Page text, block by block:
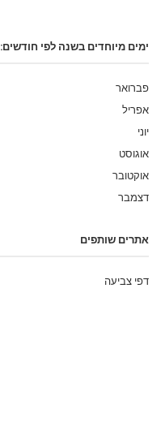
ימים מיוחדים בשנה לפי חודשים:
פברואר
אפריל
יוני
אוגוסט
אוקטובר
דצמבר
אתרים שותפים
דפי צביעה